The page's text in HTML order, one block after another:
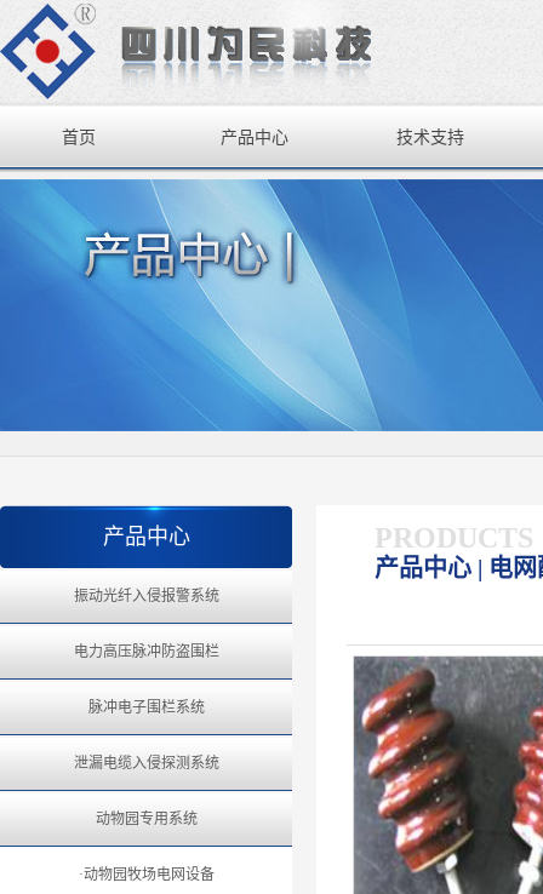
首页 产品中心 技术支持
产品中心
振动光纤入侵报警系统
电力高压脉冲防盗围栏
脉冲电子围栏系统
泄漏电缆入侵探测系统
动物园专用系统
·动物园牧场电网设备
PRODUCTS
产品中心 | 电